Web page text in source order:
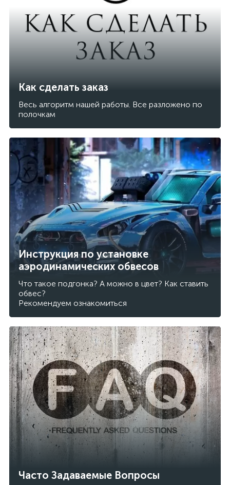
Как сделать заказ
Весь алгоритм нашей работы. Все разложено по
полочкам
Инструкция по установке
аэродинамических обвесов
Что такое подгонка? А можно в цвет? Как ставить
обвес?
Рекомендуем ознакомиться
Часто Задаваемые Вопросы